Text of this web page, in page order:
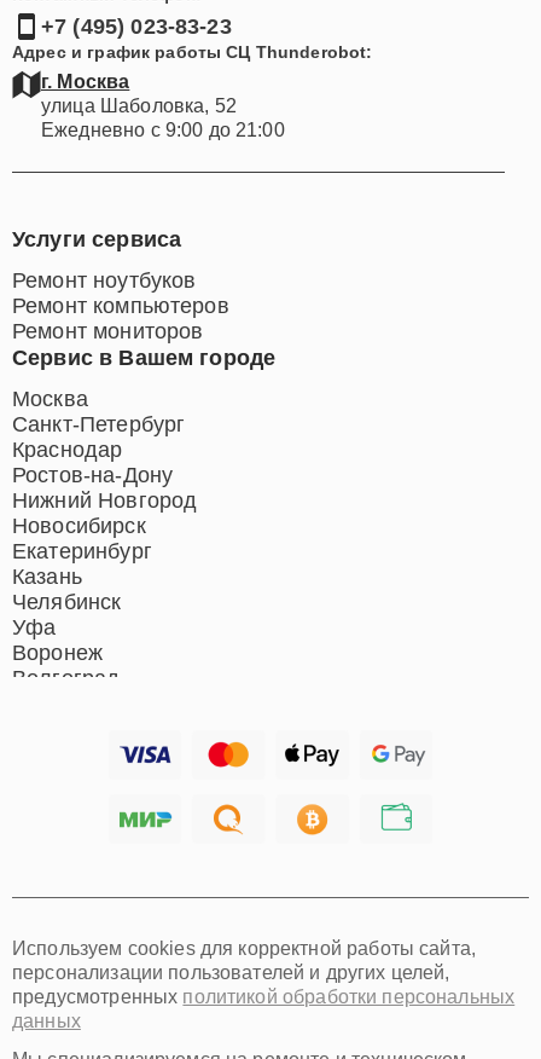
+7 (495) 023-83-23
Адрес и график работы СЦ Thunderobot:
г. Москва
улица Шаболовка, 52
Ежедневно с 9:00 до 21:00
Сервис в Вашем городе
Москва
Санкт-Петербург
Краснодар
Ростов-на-Дону
Нижний Новгород
Новосибирск
Екатеринбург
Казань
Челябинск
Уфа
Воронеж
Волгоград
Хабаровск
Омск
Красноярск
Пермь
Ульяновск
Услуги сервиса
Ремонт ноутбуков
Ремонт компьютеров
Ремонт мониторов
Используем cookies для корректной работы сайта,
персонализации пользователей и других целей,
предусмотренных политикой обработки персональных
данных